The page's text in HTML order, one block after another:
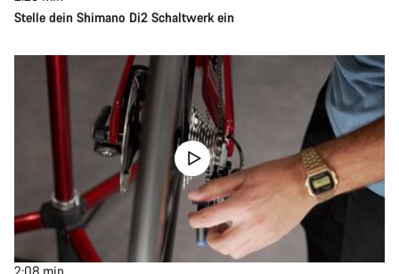
Stelle dein Shimano Di2 Schaltwerk ein